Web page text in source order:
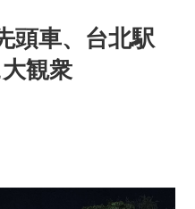
頭車、台北駅
観衆